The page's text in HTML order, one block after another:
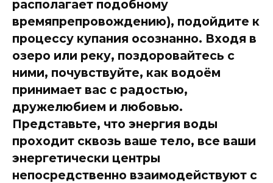
располагает подобному
времяпрепровождению), подойдите к
процессу купания осознанно. Входя в
озеро или реку, поздоровайтесь с
ними, почувствуйте, как водоём
принимает вас с радостью,
дружелюбием и любовью.
Представьте, что энергия воды
проходит сквозь ваше тело, все ваши
энергетически центры
непосредственно взаимодействуют с